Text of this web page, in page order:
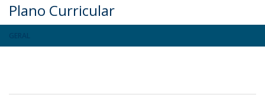
Plano Curricular